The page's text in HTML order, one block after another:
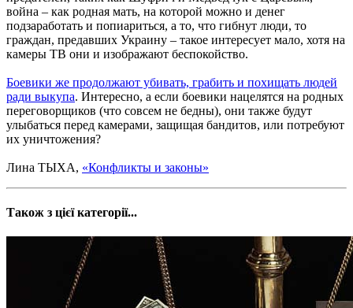
война – как родная мать, на которой можно и денег
подзаработать и попиариться, а то, что гибнут люди, то
граждан, предавших Украину – такое интересует мало, хотя на
камеры ТВ они и изображают беспокойство.
Боевики же продолжают убивать, грабить и похищать людей
ради выкупа. Интересно, а если боевики нацелятся на родных
переговорщиков (что совсем не бедны), они также будут
улыбаться перед камерами, защищая бандитов, или потребуют
их уничтожения?
Лина ТЫХА, «Конфликты и законы»
Також з цієї категорії...